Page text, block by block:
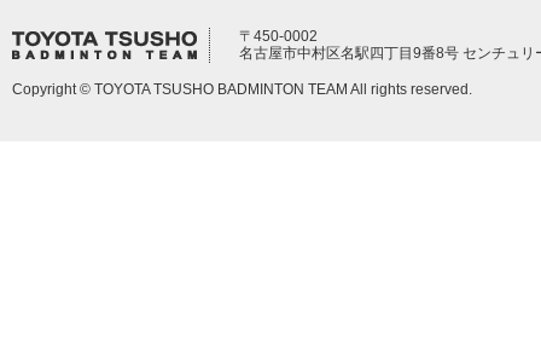
〒450-0002
名古屋市中村区名駅四丁目9番8号 センチュリ
Copyright © TOYOTA TSUSHO BADMINTON TEAM All rights reserved.